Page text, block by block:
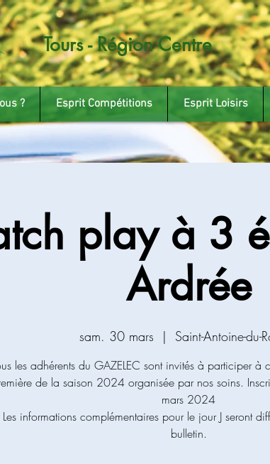
Tours - Région Centre
? Esprit Compétitions Esprit Loisirs
play à 3
Ardrée
sam. 30 mars
  |
Saint-Antoine-du-
les adhérents du GAZELEC sont invités à participer à
de la saison 2024 organisée par nos soins.
mars 2024
Les informations complémentaires pour le jour J seront
bulletin.